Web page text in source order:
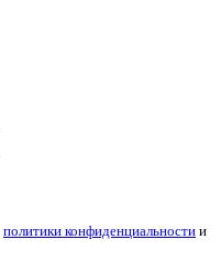
политики конфиденциальности и